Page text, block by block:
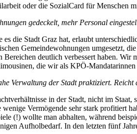
oder die SozialCard für Menschen
gedeckelt, mehr Personal
es die Stadt Graz hat, erlaubt
Gemeindewohnungen umgesetzt,
deutlich verbessert haben.
die wir als KPÖ-
Verwaltung der Stadt praktiziert.
in der Stadt, nicht im
Vermögende sehr stark profitiert
(!) wollte man abhalten, während
Aufholbedarf. In den letzten fünf